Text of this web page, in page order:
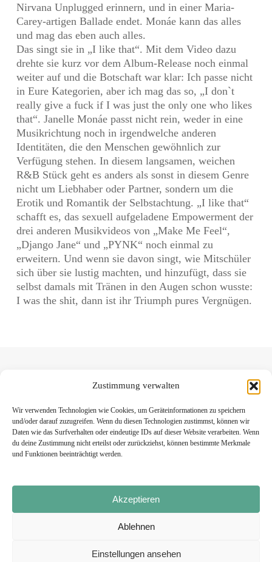
Zustimmung verwalten
Wir verwenden Technologien wie Cookies, um Geräteinformationen zu speichern
und/oder darauf zuzugreifen. Wenn du diesen Technologien zustimmst, können wir
Daten wie das Surfverhalten oder eindeutige IDs auf dieser Website verarbeiten. Wenn
du deine Zustimmung nicht erteilst oder zurückziehst, können bestimmte Merkmale
und Funktionen beeinträchtigt werden.
Akzeptieren
Ablehnen
Einstellungen ansehen
Nirvana Unplugged erinnern, und in einer Maria-
Carey-artigen Ballade endet. Monáe kann das alles
und mag das eben auch alles.
Das singt sie in „I like that“. Mit dem Video dazu
drehte sie kurz vor dem Album-Release noch einmal
weiter auf und die Botschaft war klar: Ich passe nicht
in Eure Kategorien, aber ich mag das so, „I don`t
really give a fuck if I was just the only one who likes
that“. Janelle Monáe passt nicht rein, weder in eine
Musikrichtung noch in irgendwelche anderen
Identitäten, die den Menschen gewöhnlich zur
Verfügung stehen. In diesem langsamen, weichen
R&B Stück geht es anders als sonst in diesem Genre
nicht um Liebhaber oder Partner, sondern um die
Erotik und Romantik der Selbstachtung. „I like that“
schafft es, das sexuell aufgeladene Empowerment der
drei anderen Musikvideos von „Make Me Feel“,
„Django Jane“ und „PYNK“ noch einmal zu
erweitern. Und wenn sie davon singt, wie Mitschüler
sich über sie lustig machten, und hinzufügt, dass sie
selbst damals mit Tränen in den Augen schon wusste:
I was the shit, dann ist ihr Triumph pures Vergnügen.
Datenschutzerklärung